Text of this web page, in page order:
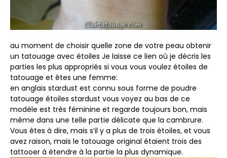
au moment de choisir quelle zone de votre peau obtenir
un tatouage avec étoiles Je laisse ce lien où je décris les
parties les plus appropriés si vous vous voulez étoiles de
tatouage et êtes une femme:
en anglais stardust est connu sous forme de poudre
tatouage étoiles stardust vous voyez au bas de ce
modèle est très féminine et regarde toujours bon, mais
même dans une telle partie délicate que la cambrure.
Vous êtes à dire, mais s’il y a plus de trois étoiles, et vous
avez raison, mais le tatouage original étaient trois des
tattooer à étendre à la partie la plus dynamique.